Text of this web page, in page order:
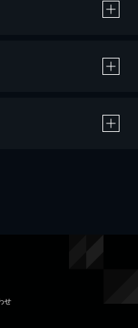
よる作品の購入 / レンタルです。
せ